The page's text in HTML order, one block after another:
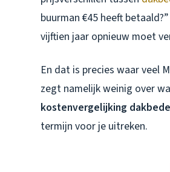
buurman €45 heeft
vijftien jaar opnieuw moet
En dat is precies waar veel
zegt namelijk weinig over
kostenvergelijking
termijn voor je uitreken.